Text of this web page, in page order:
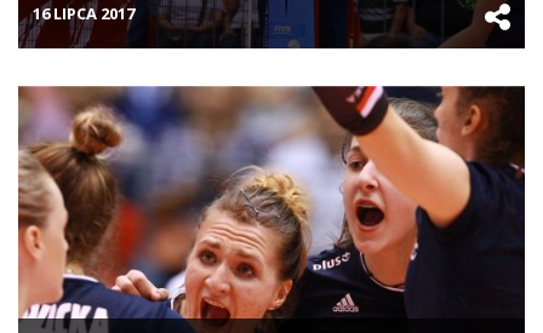
16 LIPCA 2017